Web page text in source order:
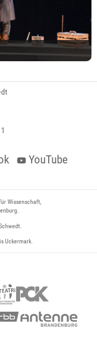
YouTube
Wissenschaft,
Uckermark.